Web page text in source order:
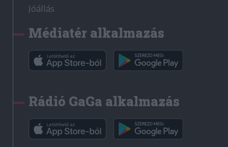
Jóállás
Médiatér alkalmazás
Rádió GaGa alkalmazás